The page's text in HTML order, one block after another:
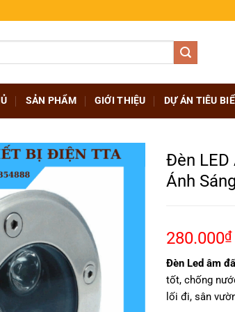
SẢN PHẨM GIỚI THIỆU DỰ ÁN TIÊU
Đèn
Ánh
280.000₫
Đèn Led âm
tốt, chống
lối đi, sân